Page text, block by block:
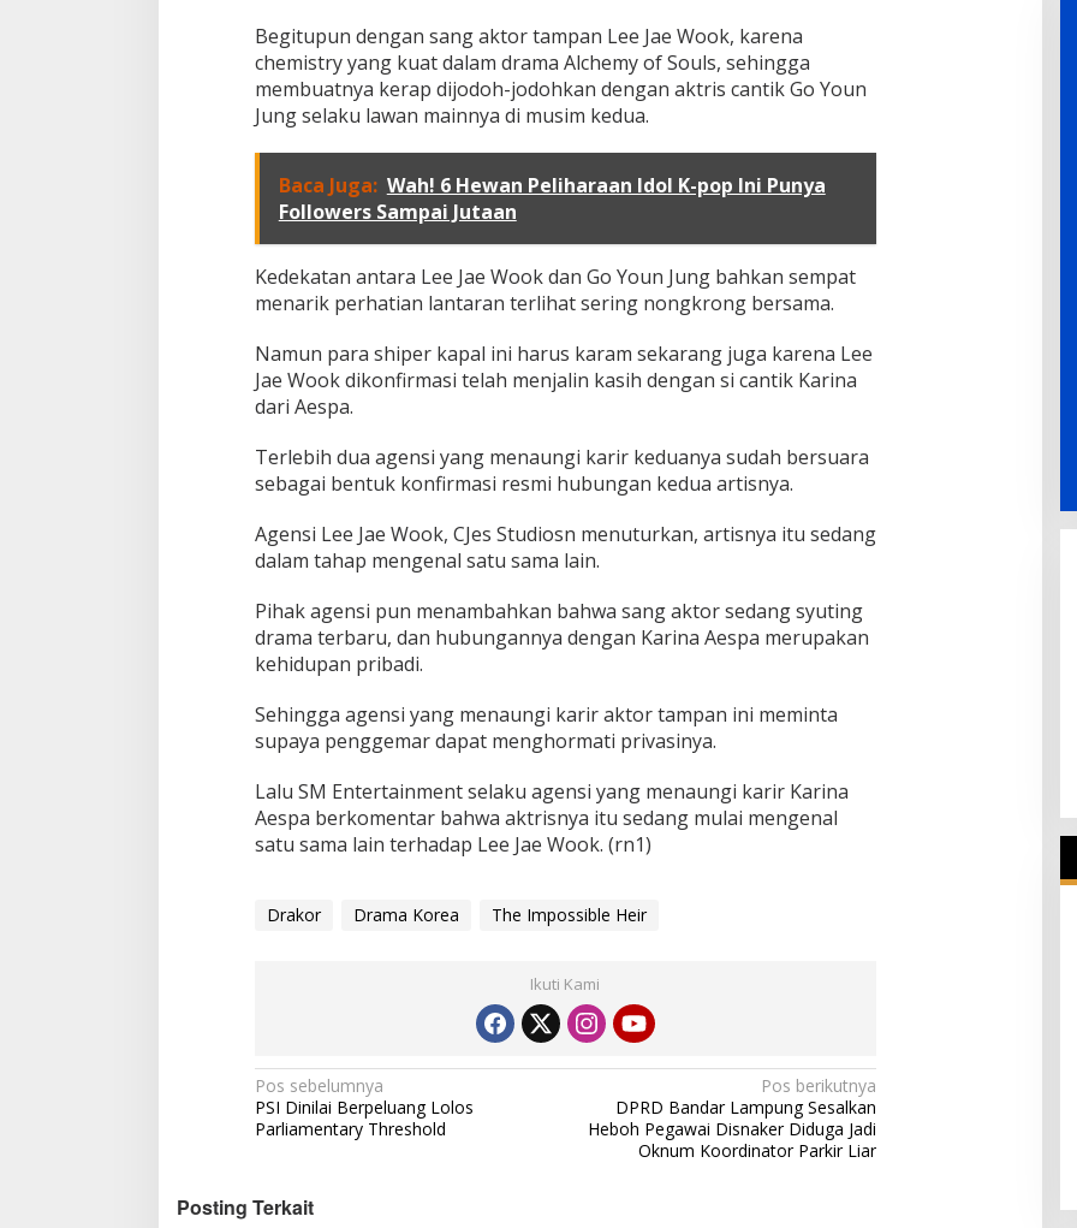
Begitupun dengan sang aktor tampan Lee Jae Wook, karena
chemistry yang kuat dalam drama Alchemy of Souls, sehingga
membuatnya kerap dijodoh-jodohkan dengan aktris cantik Go Youn
Jung selaku lawan mainnya di musim kedua.
Baca Juga: Wah! 6 Hewan Peliharaan Idol K-pop Ini Punya
Followers Sampai Jutaan
Kedekatan antara Lee Jae Wook dan Go Youn Jung bahkan sempat
menarik perhatian lantaran terlihat sering nongkrong bersama.
Namun para shiper kapal ini harus karam sekarang juga karena Lee
Jae Wook dikonfirmasi telah menjalin kasih dengan si cantik Karina
dari Aespa.
Terlebih dua agensi yang menaungi karir keduanya sudah bersuara
sebagai bentuk konfirmasi resmi hubungan kedua artisnya.
Agensi Lee Jae Wook, CJes Studiosn menuturkan, artisnya itu sedang
dalam tahap mengenal satu sama lain.
Pihak agensi pun menambahkan bahwa sang aktor sedang syuting
drama terbaru, dan hubungannya dengan Karina Aespa merupakan
kehidupan pribadi.
Sehingga agensi yang menaungi karir aktor tampan ini meminta
supaya penggemar dapat menghormati privasinya.
Lalu SM Entertainment selaku agensi yang menaungi karir Karina
Aespa berkomentar bahwa aktrisnya itu sedang mulai mengenal
satu sama lain terhadap Lee Jae Wook. (rn1)
Drakor Drama Korea The Impossible Heir
Ikuti Kami
N
a
i
Pos sebelumnya
PSI Dinilai Berpeluang Lolos
Parliamentary Threshold
Pos berikutnya
DPRD Bandar Lampung Sesalkan
Heboh Pegawai Disnaker Diduga Jadi
Oknum Koordinator Parkir Liar
Posting Terkait
MENGIBA